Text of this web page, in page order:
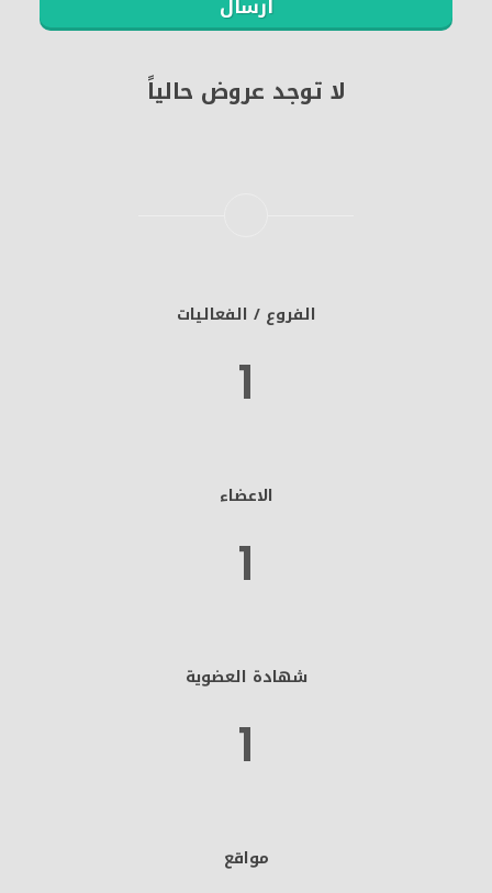
لا توجد عروض حالياً
الفروع / الفعاليات
1
الاعضاء
1
شهادة العضوية
1
مواقع